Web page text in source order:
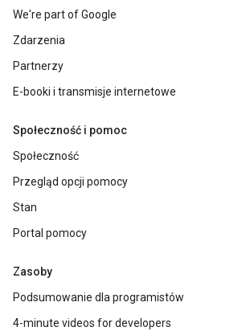
We're part of Google
Zdarzenia
Partnerzy
E-booki i transmisje internetowe
Społeczność i pomoc
Społeczność
Przegląd opcji pomocy
Stan
Portal pomocy
Zasoby
Podsumowanie dla programistów
4-minute videos for developers